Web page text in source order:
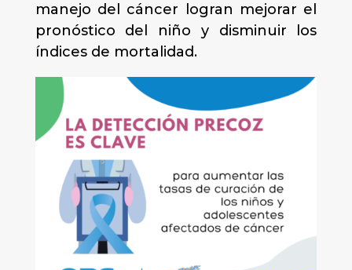
manejo del cáncer logran mejorar el
pronóstico del niño y disminuir los
índices de mortalidad.